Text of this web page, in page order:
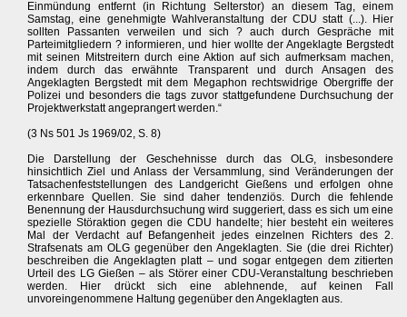
Einmündung entfernt (in Richtung Selterstor) an diesem Tag, einem
Samstag, eine genehmigte Wahlveranstaltung der CDU statt (...). Hier
sollten Passanten verweilen und sich ? auch durch Gespräche mit
Parteimitgliedern ? informieren, und hier wollte der Angeklagte Bergstedt
mit seinen Mitstreitern durch eine Aktion auf sich aufmerksam machen,
indem durch das erwähnte Transparent und durch Ansagen des
Angeklagten Bergstedt mit dem Megaphon rechtswidrige Obergriffe der
Polizei und besonders die tags zuvor stattgefundene Durchsuchung der
Projektwerkstatt angeprangert werden.“
(3 Ns 501 Js 1969/02, S. 8)
Die Darstellung der Geschehnisse durch das OLG, insbesondere
hinsichtlich Ziel und Anlass der Versammlung, sind Veränderungen der
Tatsachenfeststellungen des Landgericht Gießens und erfolgen ohne
erkennbare Quellen. Sie sind daher tendenziös. Durch die fehlende
Benennung der Hausdurchsuchung wird suggeriert, dass es sich um eine
spezielle Störaktion gegen die CDU handelte; hier besteht ein weiteres
Mal der Verdacht auf Befangenheit jedes einzelnen Richters des 2.
Strafsenats am OLG gegenüber den Angeklagten. Sie (die drei Richter)
beschreiben die Angeklagten platt – und sogar entgegen dem zitierten
Urteil des LG Gießen – als Störer einer CDU-Veranstaltung beschrieben
werden. Hier drückt sich eine ablehnende, auf keinen Fall
unvoreingenommene Haltung gegenüber den Angeklagten aus.